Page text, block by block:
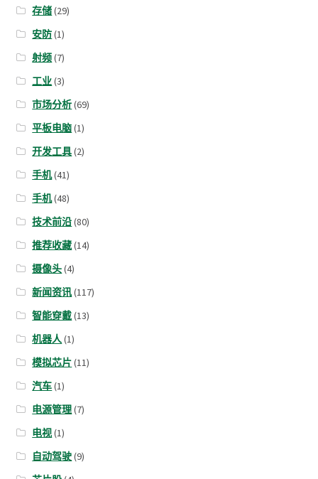
存储(29)
安防(1)
射频(7)
工业(3)
市场分析(69)
平板电脑(1)
开发工具(2)
手机(41)
手机(48)
技术前沿(80)
推荐收藏(14)
摄像头(4)
新闻资讯(117)
智能穿戴(13)
机器人(1)
模拟芯片(11)
汽车(1)
电源管理(7)
电视(1)
自动驾驶(9)